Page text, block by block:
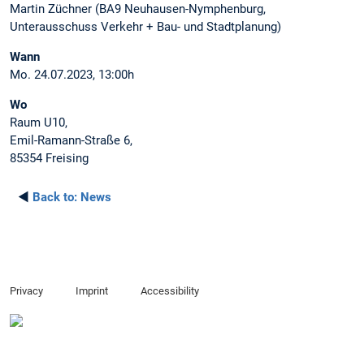
Martin Züchner (BA9 Neuhausen-Nymphenburg,
Unterausschuss Verkehr + Bau- und Stadtplanung)
Wann
Mo. 24.07.2023, 13:00h
Wo
Raum U10,
Emil-Ramann-Straße 6,
85354 Freising
◄ Back to: News
Privacy Imprint Accessibility